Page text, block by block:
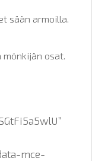
sään armoilla.
osat.
mce-